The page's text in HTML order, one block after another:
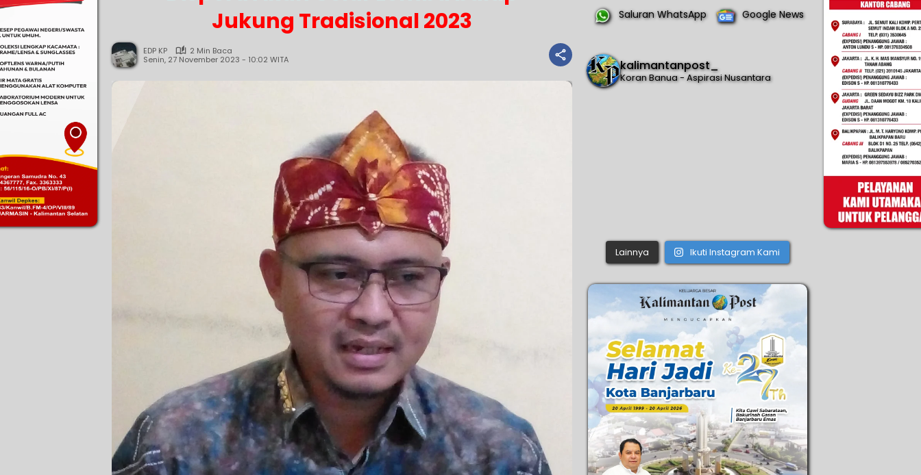
Jukung Tradisional 2023
EDP KP
2 Min Baca
Senin, 27 November 2023 - 10:02 WITA
Saluran WhatsApp Google News
kalimantanpost_
Koran Banua - Aspirasi Nusantara
Lainnya Ikuti Instagram Kami